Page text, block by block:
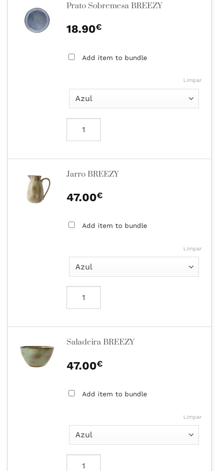
Prato Sobremesa BREEZY
18.90€
Add item to bundle
Limpar
Jarro BREEZY
47.00€
Add item to bundle
Limpar
Saladeira BREEZY
47.00€
Add item to bundle
Limpar